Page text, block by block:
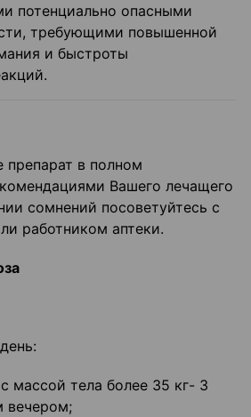
потенциально опасными
требующими повышенной
и быстроты
препарат в полном
Вашего лечащего
сомнений посоветуйтесь с
работником аптеки.
массой тела более 35 кг- 3
вечером;